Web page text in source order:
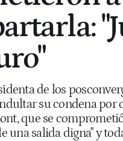
de los
su condena por
que se
una salida digna" y